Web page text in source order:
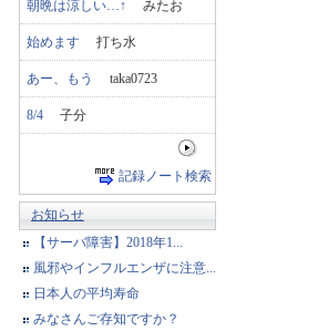
朝晩は涼しい…↑ みたお
始めます 打ち水
あー、もう taka0723
8/4 子分
記録ノート検索
お知らせ
【サーバ障害】2018年1...
風邪やインフルエンザに注意...
日本人の平均寿命
みなさんご存知ですか？